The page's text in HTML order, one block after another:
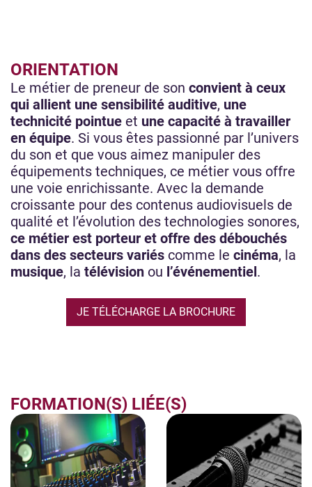
ORIENTATION
Le métier de preneur de son convient à ceux
qui allient une sensibilité auditive, une
technicité pointue et une capacité à travailler
en équipe. Si vous êtes passionné par l’univers
du son et que vous aimez manipuler des
équipements techniques, ce métier vous offre
une voie enrichissante. Avec la demande
croissante pour des contenus audiovisuels de
qualité et l’évolution des technologies sonores,
ce métier est porteur et offre des débouchés
dans des secteurs variés comme le cinéma, la
musique, la télévision ou l’événementiel.
JE TÉLÉCHARGE LA BROCHURE
FORMATION(S) LIÉE(S)